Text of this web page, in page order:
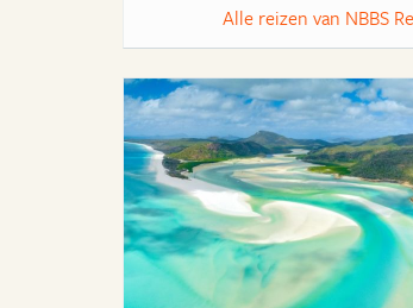
Alle reizen van NBBS